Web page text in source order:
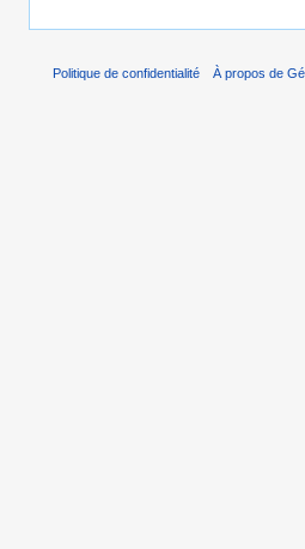
Politique de confidentialité À propos de